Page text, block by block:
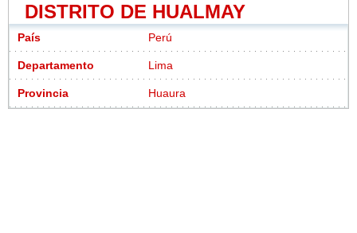
DISTRITO DE HUALMAY
País Perú
Departamento Lima
Provincia Huaura